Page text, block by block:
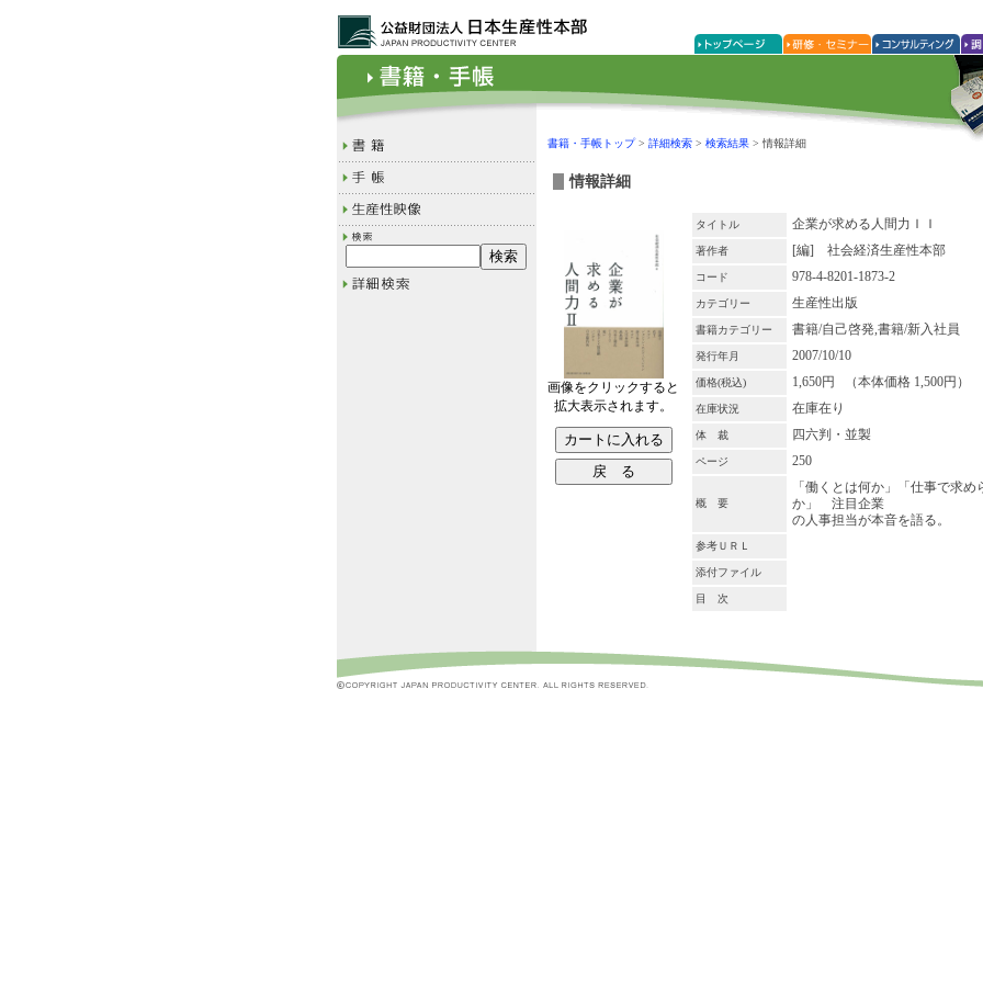
書籍・手帳トップ> 詳細検索 > 検索結果 > 情報詳細
情報詳細
画像をクリックすると
拡大表示されます。
タイトル 企業が求める人間力ＩＩ
著作者 [編] 社会経済生産性本部
コード 978-4-8201-1873-2
カテゴリー 生産性出版
書籍カテゴリー 書籍/自己啓発,書籍/新入社員
発行年月 2007/10/10
価格(税込) 1,650円 （本体価格 1,500円）
在庫状況 在庫在り
体 裁 四六判・並製
ページ 250
概 要
「働くとは何か」「仕事で求
か」 注目企業
の人事担当が本音を語る。
参考ＵＲＬ
添付ファイル
目 次